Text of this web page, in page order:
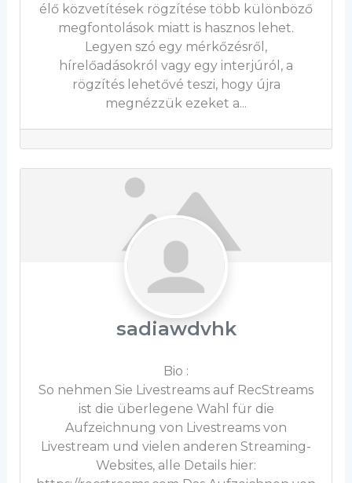
élő közvetítések rögzítése több különböző
megfontolások miatt is hasznos lehet.
Legyen szó egy mérkőzésről,
hírelőadásokról vagy egy interjúról, a
rögzítés lehetővé teszi, hogy újra
megnézzük ezeket a...
sadiawdvhk
Bio :
So nehmen Sie Livestreams auf RecStreams
ist die überlegene Wahl für die
Aufzeichnung von Livestreams von
Livestream und vielen anderen Streaming-
Websites, alle Details hier: